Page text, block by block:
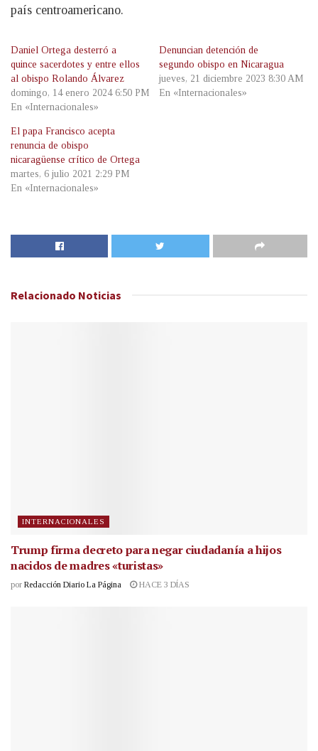
país centroamericano.
Daniel Ortega desterró a
quince sacerdotes y entre ellos
al obispo Rolando Álvarez
domingo, 14 enero 2024 6:50 PM
En «Internacionales»
Denuncian detención de
segundo obispo en Nicaragua
jueves, 21 diciembre 2023 8:30 AM
En «Internacionales»
El papa Francisco acepta
renuncia de obispo
nicaragüense crítico de Ortega
martes, 6 julio 2021 2:29 PM
En «Internacionales»
Relacionado Noticias
INTERNACIONALES
Trump firma decreto para negar ciudadanía a hijos
nacidos de madres «turistas»
por Redacción Diario La Página HACE 3 DÍAS